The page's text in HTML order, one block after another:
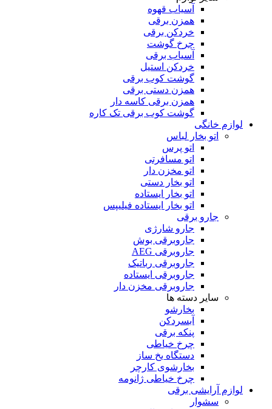
آسیاب قهوه
همزن برقی
خردکن برقی
چرخ گوشت
آسیاب برقی
خردکن استیل
گوشت کوب برقی
همزن دستی برقی
همزن برقی کاسه دار
گوشت کوب برقی تک کاره
لوازم خانگی
اتو بخار لباس
اتو پرس
اتو مسافرتی
اتو مخزن دار
اتو بخار دستی
اتو بخار ایستاده
اتو بخار ایستاده فیلیپس
جارو برقی
جارو شارژی
جاروبرقی بوش
جاروبرقی AEG
جاروبرقی رباتیک
جاروبرقی ایستاده
جاروبرقی مخزن دار
سایر دسته ها
بخارشو
آبسردکن
پنکه برقی
چرخ خیاطی
دستگاه یخ ساز
بخارشوی کارچر
چرخ خیاطی ژانومه
لوازم آرایشی برقی
سشوار